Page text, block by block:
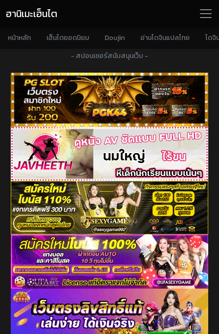
ฮานิเมะเฮ็นไต
หน้าหลัก เฮ็นไตยอดนิยม Doujin อ่านโดจินแปลไทย
โด
- สปอนเซอร์สนับสนุนเว็บ -